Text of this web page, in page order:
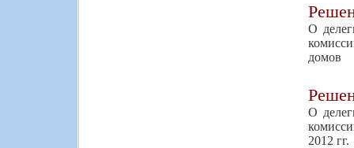
О
домов
О
2012 гг.